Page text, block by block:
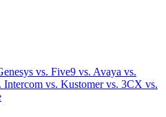
vs. Five9 vs. Avaya vs.
Intercom vs. Kustomervs. 3CX vs.